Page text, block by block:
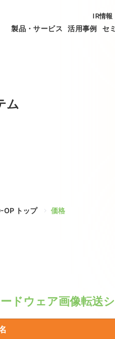
製品・サービス 活用事例 セ
IR情報
ム
OP トップ 価格
ドウェア画像転送